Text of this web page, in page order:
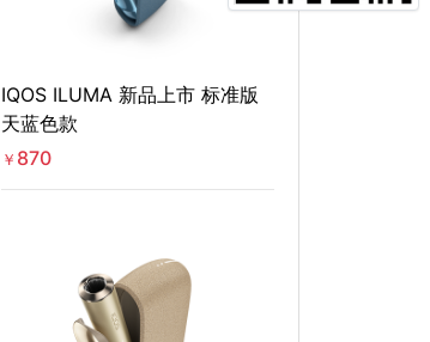
IQOS ILUMA 新品上市 标准版
天蓝色款
￥ 870